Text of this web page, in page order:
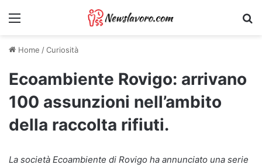
Menu
Home /Curiosità
Ecoambiente Rovigo: arrivano
100 assunzioni nell’ambito
della raccolta rifiuti.
La società Ecoambiente di Rovigo ha annunciato una serie